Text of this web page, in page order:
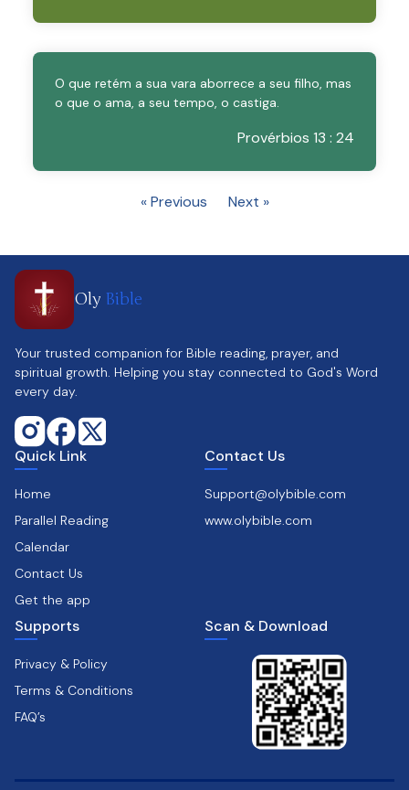
O que retém a sua vara aborrece a seu filho, mas
o que o ama, a seu tempo, o castiga.
Provérbios 13 : 24
« Previous Next »
Oly Bible
Your trusted companion for Bible reading, prayer, and
spiritual growth. Helping you stay connected to God's Word
every day.
Quick Link
Home
Parallel Reading
Calendar
Contact Us
Get the app
Contact Us
Support@olybible.com
www.olybible.com
Supports
Privacy & Policy
Terms & Conditions
FAQ’s
Scan & Download